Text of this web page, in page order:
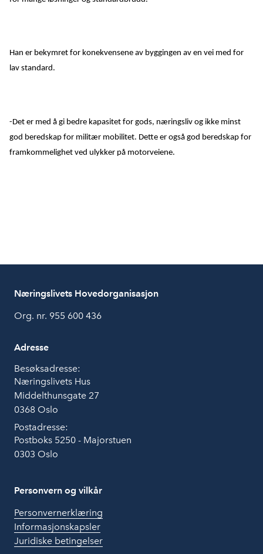
Han er bekymret for konekvensene av byggingen av en vei med for
lav standard.
-Det er med å gi bedre kapasitet for gods, næringsliv og ikke minst
god beredskap for militær mobilitet. Dette er også god beredskap for
framkommelighet ved ulykker på motorveiene.
Næringslivets Hovedorganisasjon
Org. nr. 955 600 436
Adresse
Besøksadresse:
Næringslivets Hus
Middelthunsgate 27
0368 Oslo
Postadresse:
Postboks 5250 - Majorstuen
0303 Oslo
Personvern og vilkår
Personvernerklæring
Informasjonskapsler
Juridiske betingelser